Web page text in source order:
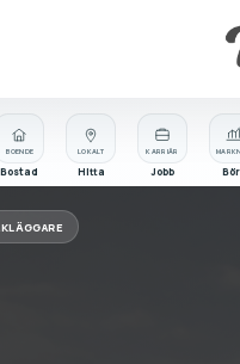
BOENDE
Bostad
LOKALT
Hitta
KARRIÄR
Jobb